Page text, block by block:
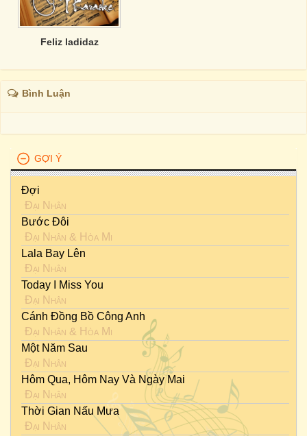
Feliz ladidaz
Bình Luận
GỢI Ý
Đợi
Đại Nhân
Bước Đôi
Đại Nhân & Hòa Mi
Lala Bay Lên
Đại Nhân
Today I Miss You
Đại Nhân
Cánh Đồng Bồ Công Anh
Đại Nhân & Hòa Mi
Một Năm Sau
Đại Nhân
Hôm Qua, Hôm Nay Và Ngày Mai
Đại Nhân
Thời Gian Nấu Mưa
Đại Nhân